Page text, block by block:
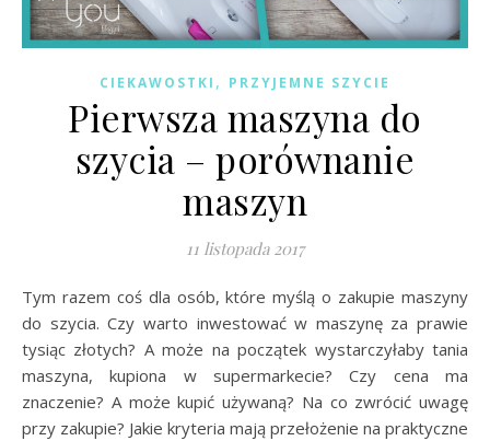
CIEKAWOSTKI , PRZYJEMNE SZYCIE
Pierwsza maszyna do
szycia – porównanie
maszyn
11 listopada 2017
Tym razem coś dla osób, które myślą o zakupie maszyny
do szycia. Czy warto inwestować w maszynę za prawie
tysiąc złotych? A może na początek wystarczyłaby tania
maszyna, kupiona w supermarkecie? Czy cena ma
znaczenie? A może kupić używaną? Na co zwrócić uwagę
przy zakupie? Jakie kryteria mają przełożenie na praktyczne